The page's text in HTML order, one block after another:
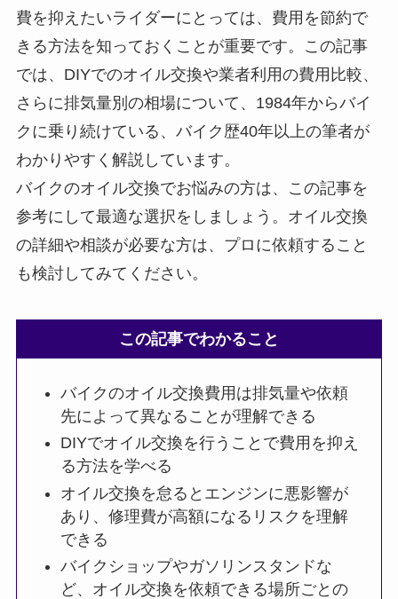
費を抑えたいライダーにとっては、費用を節約で
きる方法を知っておくことが重要です。この記事
では、DIYでのオイル交換や業者利用の費用比較、
さらに排気量別の相場について、1984年からバイ
クに乗り続けている、バイク歴40年以上の筆者が
わかりやすく解説しています。
バイクのオイル交換でお悩みの方は、この記事を
参考にして最適な選択をしましょう。オイル交換
の詳細や相談が必要な方は、プロに依頼すること
も検討してみてください。
この記事でわかること
バイクのオイル交換費用は排気量や依頼
先によって異なることが理解できる
DIYでオイル交換を行うことで費用を抑え
る方法を学べる
オイル交換を怠るとエンジンに悪影響が
あり、修理費が高額になるリスクを理解
できる
バイクショップやガソリンスタンドな
ど、オイル交換を依頼できる場所ごとの